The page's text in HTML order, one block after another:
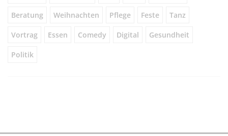
Beratung Weihnachten Pflege Feste Tanz
Vortrag Essen Comedy Digital Gesundheit
Politik